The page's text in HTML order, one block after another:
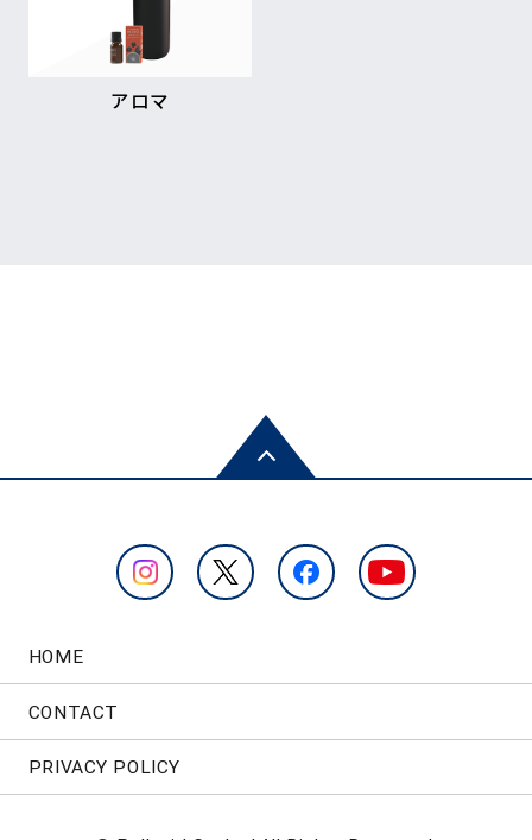
アロマ
HOME
CONTACT
PRIVACY POLICY